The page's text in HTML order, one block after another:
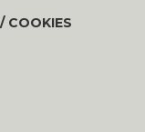
COOKIES